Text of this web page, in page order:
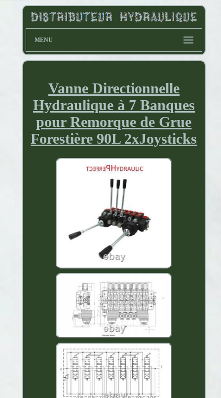
MENU
Vanne Directionnelle
Hydraulique à 7 Banques
pour Remorque de Grue
Forestière 90L 2xJoysticks